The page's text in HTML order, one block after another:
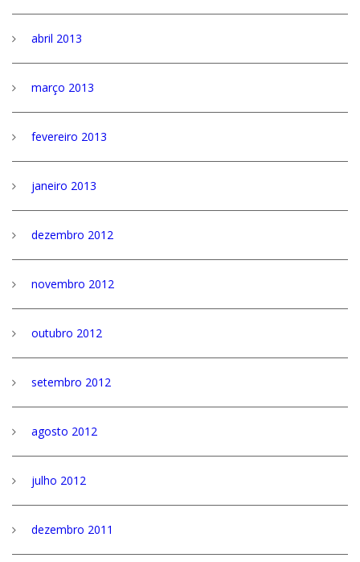
abril 2013
março 2013
fevereiro 2013
janeiro 2013
dezembro 2012
novembro 2012
outubro 2012
setembro 2012
agosto 2012
julho 2012
dezembro 2011